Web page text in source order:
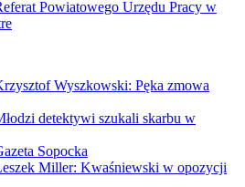
Powiatowego Urzędu Pracy w
Wyszkowski: Pęka zmowa
detektywi szukali skarbu w
Sopocka
Miller: Kwaśniewski w opozycji